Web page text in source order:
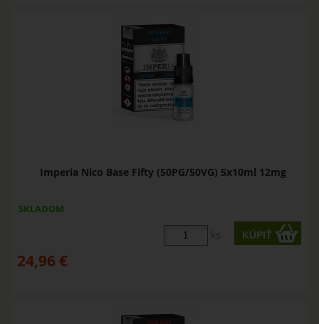
Imperia Nico Base Fifty (50PG/50VG) 5x10ml 12mg
SKLADOM
ks
24,96 €